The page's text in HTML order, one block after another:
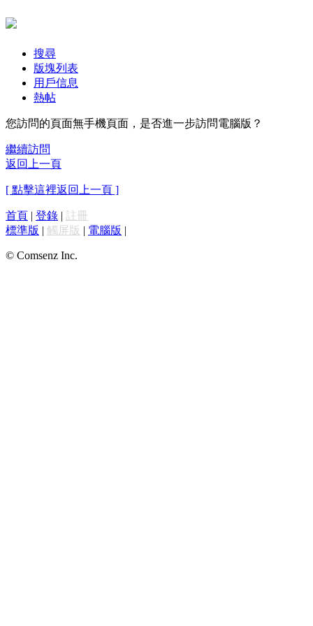
搜尋
版塊列表
用戶信息
熱帖
您訪問的頁面無手機頁面，是否進一步訪問電腦版？
繼續訪問
返回上一頁
[ 點擊這裡返回上一頁 ]
首頁 | 登錄 | 註冊
標準版 | 觸屏版 | 電腦版 |
© Comsenz Inc.